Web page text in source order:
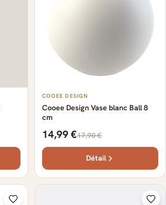
COOEE DESIGN
Cooee Design Vase blanc Ball 8
cm
14,99 €17,90 €
Détail